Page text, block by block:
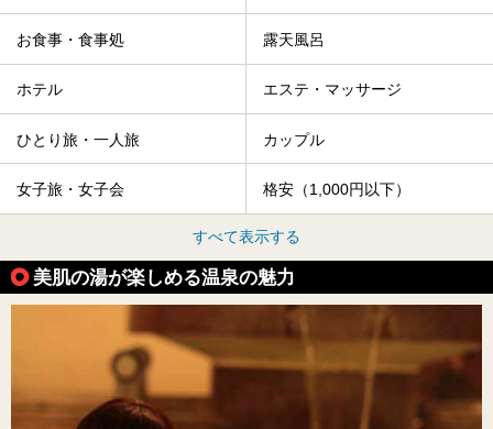
お食事・食事処 露天風呂
ホテル エステ・マッサージ
ひとり旅・一人旅 カップル
女子旅・女子会 格安（1,000円以下）
すべて表示する
美肌の湯が楽しめる温泉の魅力